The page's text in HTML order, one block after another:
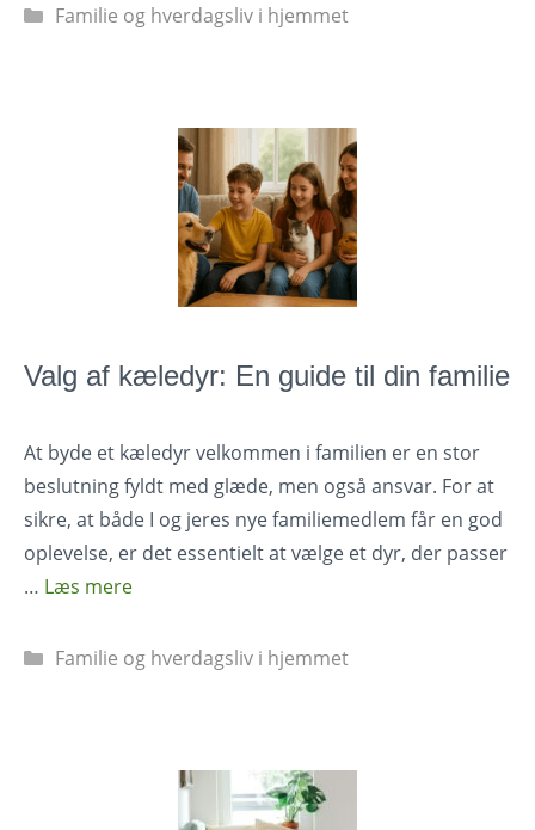
Kategorier
Familie og hverdagsliv i hjemmet
Valg af kæledyr: En guide til din familie
At byde et kæledyr velkommen i familien er en stor
beslutning fyldt med glæde, men også ansvar. For at
sikre, at både I og jeres nye familiemedlem får en god
oplevelse, er det essentielt at vælge et dyr, der passer
… Læs mere
Kategorier
Familie og hverdagsliv i hjemmet